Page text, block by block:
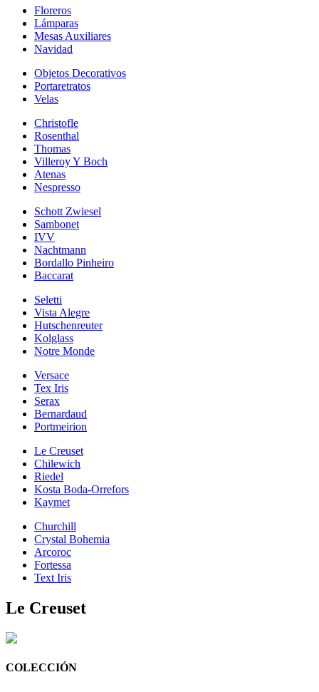
Floreros
Lámparas
Mesas Auxiliares
Navidad
Objetos Decorativos
Portaretratos
Velas
Christofle
Rosenthal
Thomas
Villeroy Y Boch
Atenas
Nespresso
Schott Zwiesel
Sambonet
IVV
Nachtmann
Bordallo Pinheiro
Baccarat
Seletti
Vista Alegre
Hutschenreuter
Kolglass
Notre Monde
Versace
Tex Iris
Serax
Bernardaud
Portmeirion
Le Creuset
Chilewich
Riedel
Kosta Boda-Orrefors
Kaymet
Churchill
Crystal Bohemia
Arcoroc
Fortessa
Text Iris
Le Creuset
COLECCIÓN